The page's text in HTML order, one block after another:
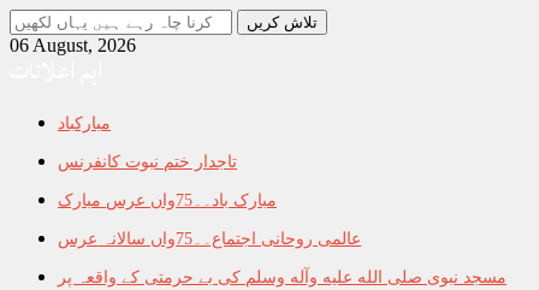
جو
تلاش
یہاں
06 August, 2026
اہم اعلانات
مبارکباد
تاجدار ختم نبوت کانفرنس
مبارک باد۔۔75واں عرس مبارک
عالمی روحانی اجتماع۔۔75واں سالانہ عرس
مسجد نبوی صلى الله عليه وآله وسلم کی بے حرمتی کے واقعہ پر